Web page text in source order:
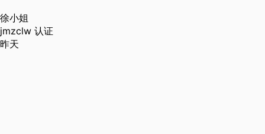
徐小姐
jmzclw 认证
昨天